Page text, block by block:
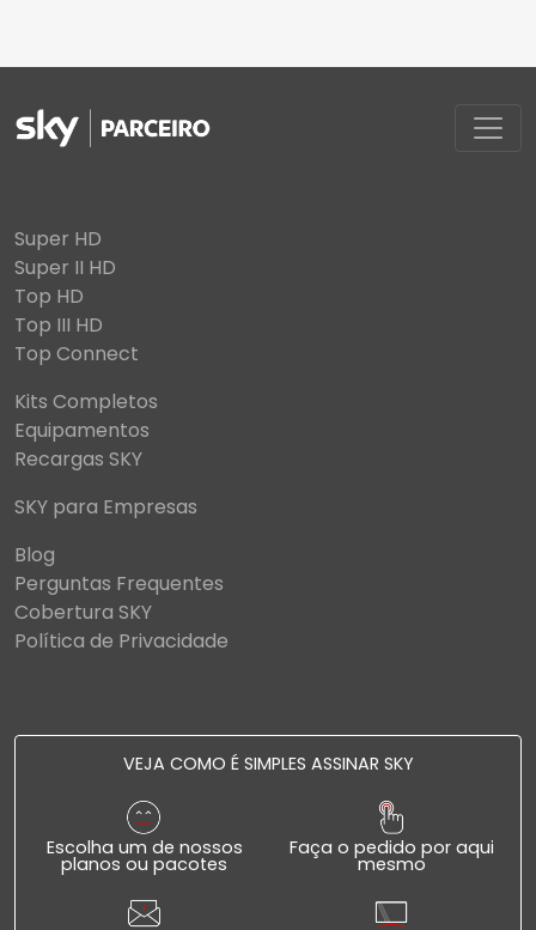
Super HD
Super II HD
Top HD
Top III HD
Top Connect
Kits Completos
Equipamentos
Recargas SKY
SKY para Empresas
Blog
Perguntas Frequentes
Cobertura SKY
Política de Privacidade
VEJA COMO É SIMPLES ASSINAR SKY
Escolha um de nossos
planos ou pacotes
Faça o pedido por aqui
mesmo